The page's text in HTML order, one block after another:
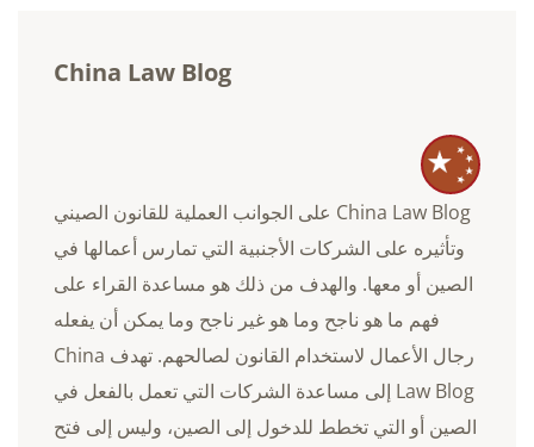
China Law Blog
China Law Blog على الجوانب العملية للقانون الصيني
وتأثيره على الشركات الأجنبية التي تمارس أعمالها في
الصين أو معها. والهدف من ذلك هو مساعدة القراء على
فهم ما هو ناجح وما هو غير ناجح وما يمكن أن يفعله
رجال الأعمال لاستخدام القانون لصالحهم. تهدف China
Law Blog إلى مساعدة الشركات التي تعمل بالفعل في
الصين أو التي تخطط للدخول إلى الصين، وليس إلى فتح